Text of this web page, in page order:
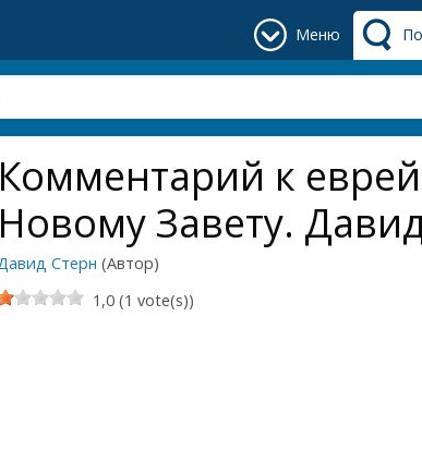
Меню
Комментарий к
Новому Завету.
Стерн (Автор)
1,0 (1 vote(s))